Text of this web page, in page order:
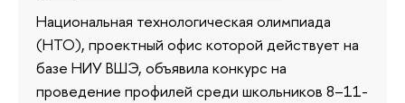
Национальная технологическая олимпиада
(НТО), проектный офис которой действует на
базе НИУ ВШЭ, объявила конкурс на
проведение профилей среди школьников 8–11-